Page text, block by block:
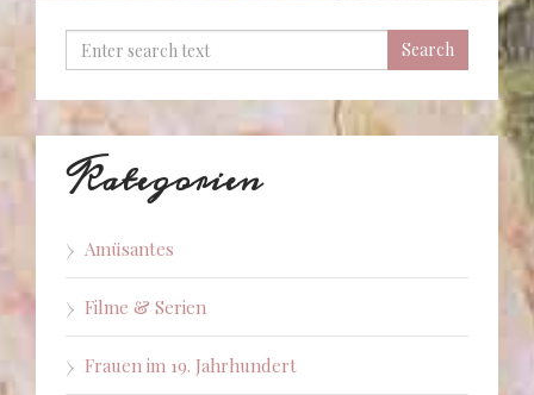
Kategorien
Amüsantes
Filme & Serien
Frauen im 19. Jahrhundert